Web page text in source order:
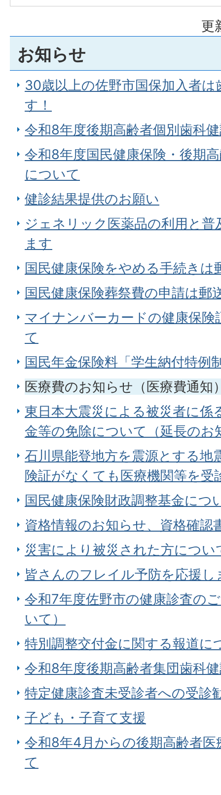
更
お知らせ
30歳以上の佐野市国保加入者は
す！
令和8年度後期高齢者個別歯科
令和8年度国民健康保険・後期
について
健診結果提供のお願い
ジェネリック医薬品の利用と
ます
国民健康保険をやめる手続き
国民健康保険葬祭費の申請は郵
マイナンバーカードの健康保
て
国民年金保険料「学生納付特例
医療費のお知らせ（医療費通知
東日本大震災による被災者に係
金等の免除について（延長のお
石川県能登地方を震源とする地
険証がなくても医療機関等を受
国民健康保険財政調整基金につ
資格情報のお知らせ、資格確認
災害により被災された方につい
皆さんのフレイル予防を応援し
令和7年度佐野市の健康診査の
いて）
特別調整交付金に関する報道に
令和8年度後期高齢者集団歯科
特定健康診査未受診者への受診
子ども・子育て支援
令和8年4月からの後期高齢者
て